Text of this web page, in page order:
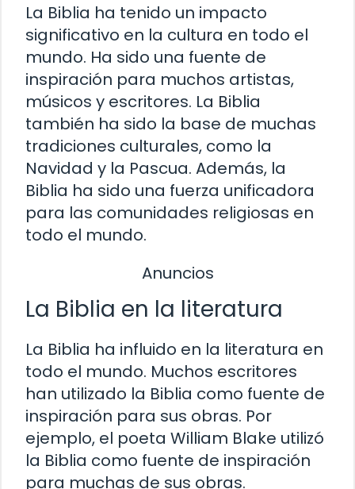
La Biblia ha tenido un impacto
significativo en la cultura en todo el
mundo. Ha sido una fuente de
inspiración para muchos artistas,
músicos y escritores. La Biblia
también ha sido la base de muchas
tradiciones culturales, como la
Navidad y la Pascua. Además, la
Biblia ha sido una fuerza unificadora
para las comunidades religiosas en
todo el mundo.
Anuncios
La Biblia en la literatura
La Biblia ha influido en la literatura en
todo el mundo. Muchos escritores
han utilizado la Biblia como fuente de
inspiración para sus obras. Por
ejemplo, el poeta William Blake utilizó
la Biblia como fuente de inspiración
para muchas de sus obras.